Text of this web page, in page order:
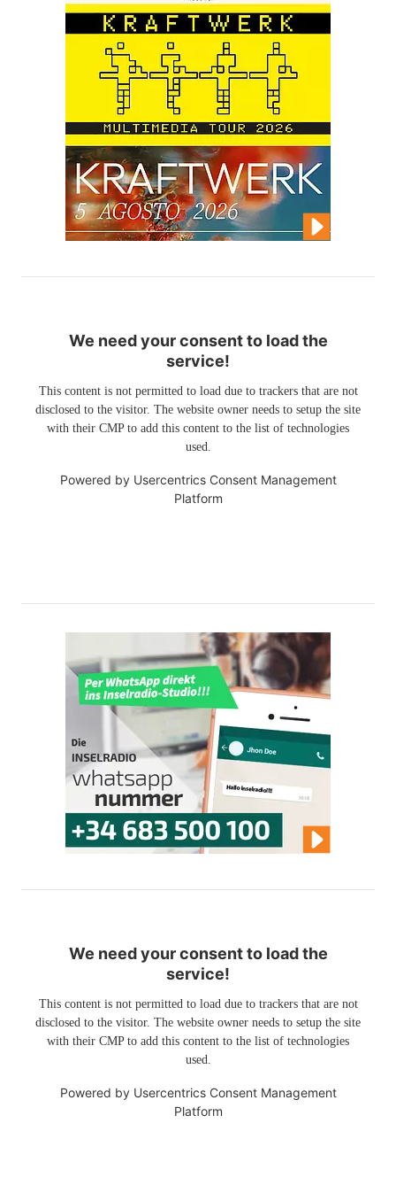
We need your consent to load the
service!
This content is not permitted to load due to trackers that are not
disclosed to the visitor. The website owner needs to setup the site
with their CMP to add this content to the list of technologies
used.
Powered by Usercentrics Consent Management
Platform
We need your consent to load the
service!
This content is not permitted to load due to trackers that are not
disclosed to the visitor. The website owner needs to setup the site
with their CMP to add this content to the list of technologies
used.
Powered by Usercentrics Consent Management
Platform